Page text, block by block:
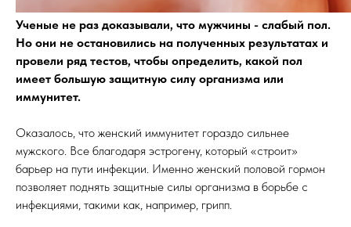
Ученые не раз доказывали, что мужчины - слабый пол.
Но они не остановились на полученных результатах и
провели ряд тестов, чтобы определить, какой пол
имеет большую защитную силу организма или
иммунитет.
Оказалось, что женский иммунитет гораздо сильнее
мужского. Все благодаря эстрогену, который «строит»
барьер на пути инфекции. Именно женский половой гормон
позволяет поднять защитные силы организма в борьбе с
инфекциями, такими как, например, грипп.